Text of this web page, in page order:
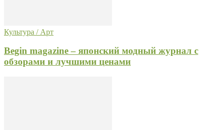
Культура / Арт
Begin magazine – японский модный журнал с
обзорами и лучшими ценами